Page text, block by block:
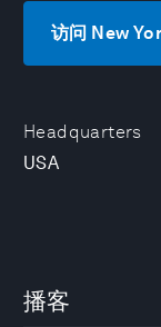
Headquarters
USA
访问 New
播客